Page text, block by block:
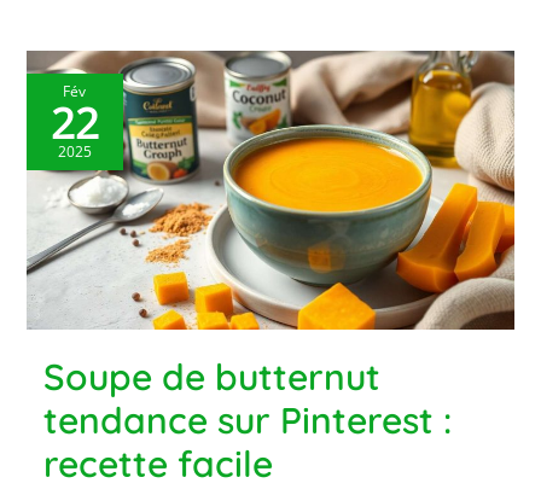
Fév
22
2025
Soupe de butternut
tendance sur Pinterest :
recette facile